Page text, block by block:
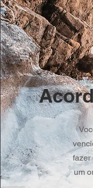
fazer
um